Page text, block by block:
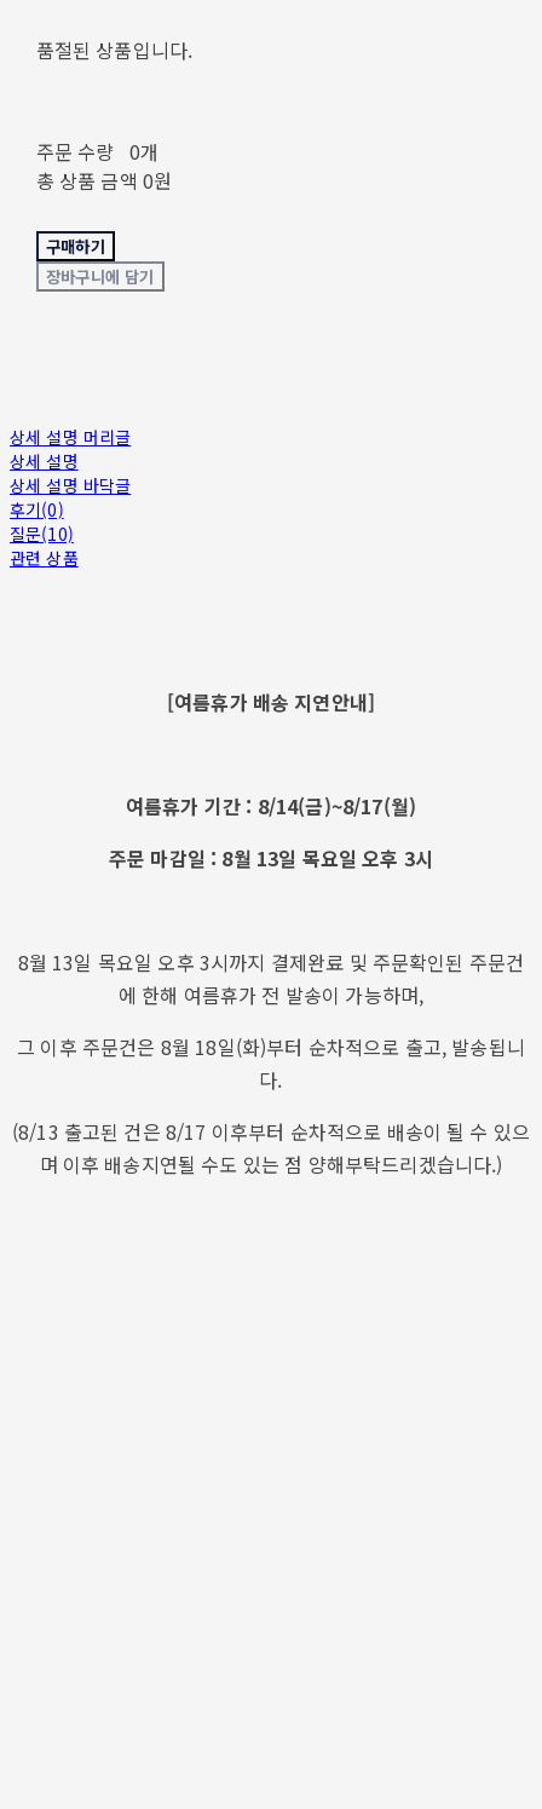
품절된 상품입니다.
주문 수량 0개
총 상품 금액 0원
구매하기
장바구니에 담기
상세 설명 머리글
상세 설명
상세 설명 바닥글
후기(0)
질문(10)
관련 상품
[여름휴가 배송 지연안내]
여름휴가 기간 : 8/14(금)~8/17(월)
주문 마감일 : 8월 13일 목요일 오후 3시
8월 13일 목요일 오후 3시까지 결제완료 및 주문확인된 주문건
에 한해 여름휴가 전 발송이 가능하며,
그 이후 주문건은 8월 18일(화)부터 순차적으로 출고, 발송됩니
다.
(8/13 출고된 건은 8/17 이후부터 순차적으로 배송이 될 수 있으
며 이후 배송지연될 수도 있는 점 양해부탁드리겠습니다.)